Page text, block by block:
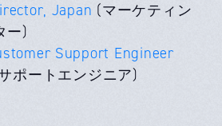
Japan (マーケティン
ー)
Support Engineer
ポートエンジニア)